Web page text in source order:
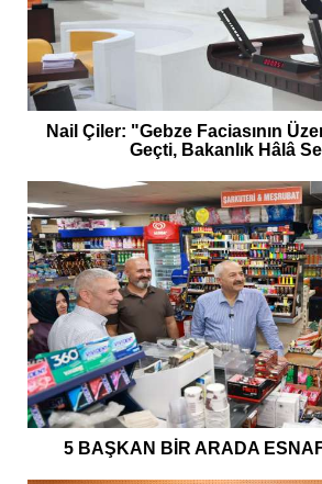
Nail Çiler: "Gebze Faciasının
Geçti, Bakanlık Hâlâ
5 BAŞKAN BİR ARADA